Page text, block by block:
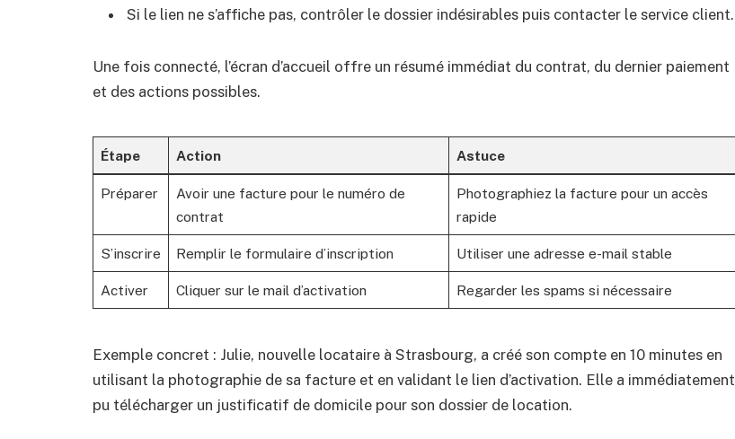
Si le lien ne s’affiche pas, contrôler le dossier indésirables puis contacter le service client.
Une fois connecté, l’écran d’accueil offre un résumé immédiat du contrat, du dernier paiement
et des actions possibles.
Étape Action Astuce
Préparer
Avoir une facture pour le numéro de
contrat
Photographiez la facture pour un accès
rapide
S’inscrire Remplir le formulaire d’inscription Utiliser une adresse e-mail stable
Activer Cliquer sur le mail d’activation Regarder les spams si nécessaire
Exemple concret : Julie, nouvelle locataire à Strasbourg, a créé son compte en 10 minutes en
utilisant la photographie de sa facture et en validant le lien d’activation. Elle a immédiatement
pu télécharger un justificatif de domicile pour son dossier de location.